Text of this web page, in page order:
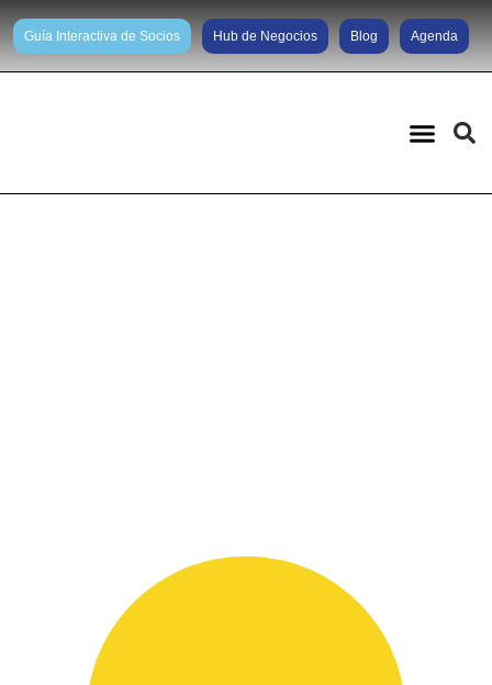
Guía Interactiva de Socios Hub de Negocios Blog Agenda